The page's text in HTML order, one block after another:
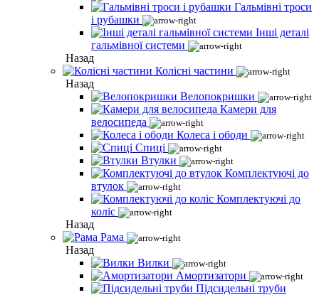
Гальмівні троси
і рубашки
Інші деталі
гальмівної системи
Назад
Колісні частини
Назад
Велопокришки
Камери для
велосипеда
Колеса і ободи
Спиці
Втулки
Комплектуючі до
втулок
Комплектуючі до
коліс
Назад
Рама
Назад
Вилки
Амортизатори
Підсидельні труби